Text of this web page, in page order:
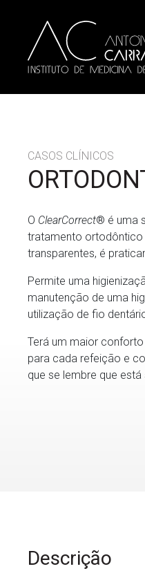
CASOS CLÍNICOS
O ClearCorrect® é uma
tratamento ortodôntico
transparentes, é
Permite uma
manutenção de uma
utilização de fio
Terá um maior
para cada refeição e
que se lembre que
Descrição